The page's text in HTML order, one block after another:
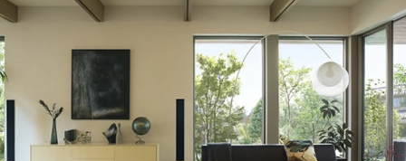
地情報を効率よく収集・検討できる土地探しサポート
エリアや価格帯、敷地条件などをもとに、自分たちの
ライフスタイルや家づくりのイメージに合った土地を
スマートフォンやタブレットから手軽に確認すること
ができます。